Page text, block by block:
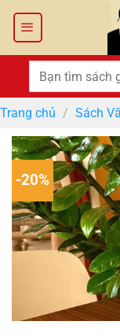
Tìm
kiếm:
Trang chủ / Sách
-20%